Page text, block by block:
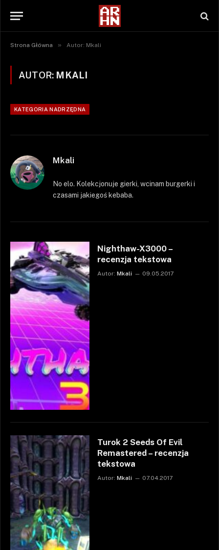
Strona Główna » Autor: Mkali
AUTOR: MKALI
KATEGORIA NADRZĘDNA
Mkali
No elo. Kolekcjonuje gierki, wcinam burgerki i
czasami jakiegoś kebaba.
Nighthaw-X3000 –
recenzja tekstowa
Autor: Mkali 09.05.2017
Turok 2 Seeds Of Evil
Remastered – recenzja
tekstowa
Autor: Mkali 07.04.2017